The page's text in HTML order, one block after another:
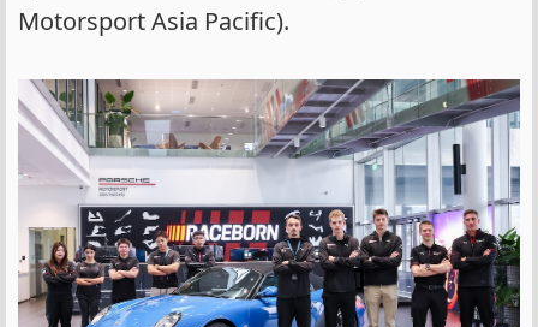
Motorsport Asia Pacific).